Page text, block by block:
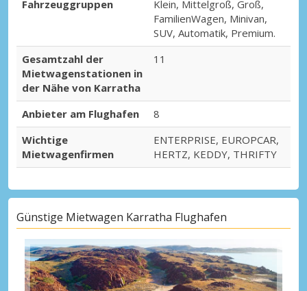
Fahrzeuggruppen
Klein, Mittelgroß, Groß,
FamilienWagen, Minivan,
SUV, Automatik, Premium.
Gesamtzahl der
Mietwagenstationen in
der Nähe von Karratha
11
Anbieter am Flughafen
8
Wichtige
Mietwagenfirmen
ENTERPRISE, EUROPCAR,
HERTZ, KEDDY, THRIFTY
Günstige Mietwagen Karratha Flughafen